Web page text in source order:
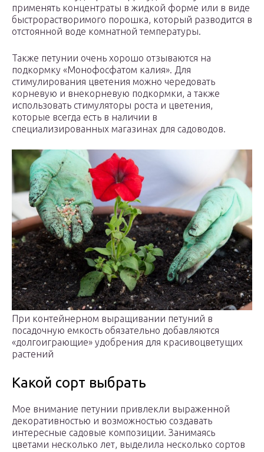
применять концентраты в жидкой форме или в виде
быстрорастворимого порошка, который разводится в
отстоянной воде комнатной температуры.
Также петунии очень хорошо отзываются на
подкормку «Монофосфатом калия». Для
стимулирования цветения можно чередовать
корневую и внекорневую подкормки, а также
использовать стимуляторы роста и цветения,
которые всегда есть в наличии в
специализированных магазинах для садоводов.
При контейнерном выращивании петуний в
посадочную емкость обязательно добавляются
«долгоиграющие» удобрения для красивоцветущих
растений
Какой сорт выбрать
Мое внимание петунии привлекли выраженной
декоративностью и возможностью создавать
интересные садовые композиции. Занимаясь
цветами несколько лет, выделила несколько сортов